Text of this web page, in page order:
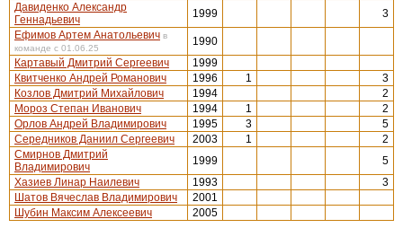
Давиденко Александр
Геннадьевич
1999
3
Ефимов Артем Анатольевич в
команде с 01.06.25
1990
Картавый Дмитрий Сергеевич
1999
Квитченко Андрей Романович
1996 1
3
Козлов Дмитрий Михайлович
1994
2
Мороз Степан Иванович
1994 1
2
Орлов Андрей Владимирович
1995 3
5
Середников Даниил Сергеевич
2003 1
2
Смирнов Дмитрий
Владимирович
1999
5
Хазиев Линар Наилевич
1993
3
Шатов Вячеслав Владимирович
2001
Шубин Максим Алексеевич
2005